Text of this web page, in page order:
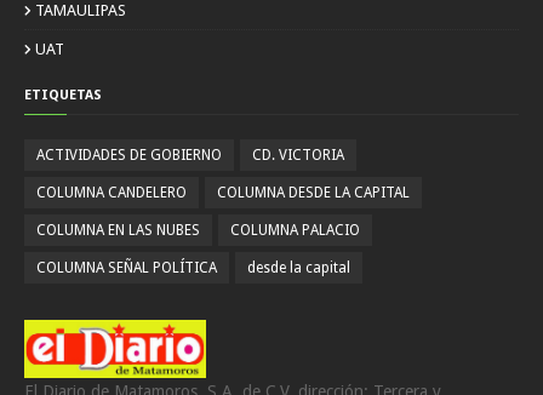
TAMAULIPAS
UAT
ETIQUETAS
ACTIVIDADES DE GOBIERNO CD. VICTORIA
COLUMNA CANDELERO COLUMNA DESDE LA CAPITAL
COLUMNA EN LAS NUBES COLUMNA PALACIO
COLUMNA SEÑAL POLÍTICA desde la capital